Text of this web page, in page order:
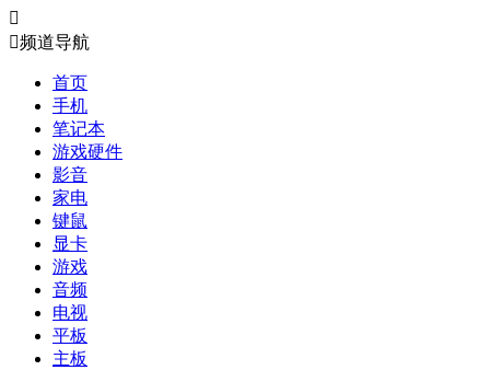

频道导航
首页
手机
笔记本
游戏硬件
影音
家电
键鼠
显卡
游戏
音频
电视
平板
主板